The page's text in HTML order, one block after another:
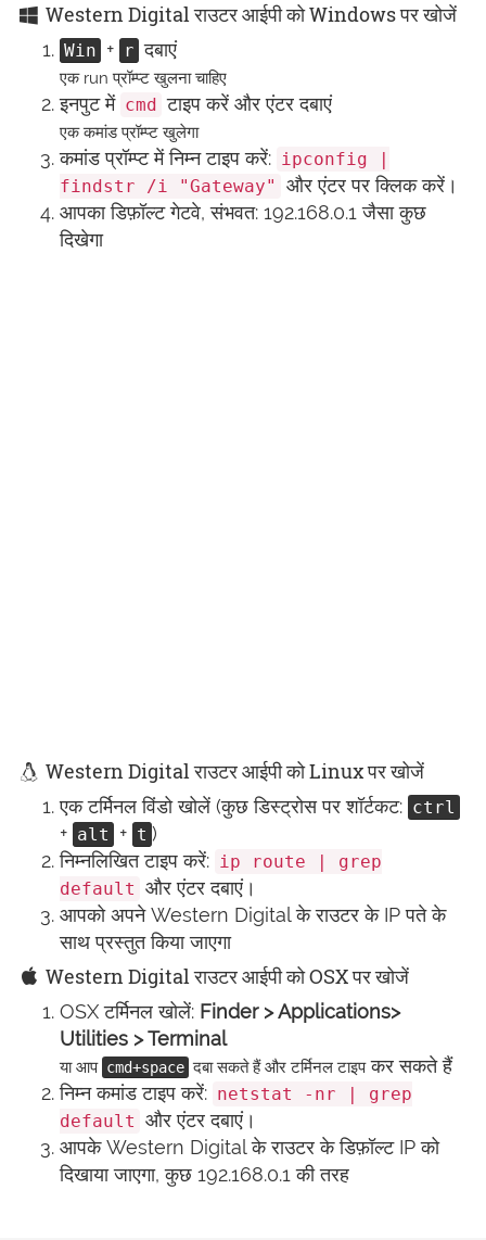
Western Digital राउटर आईपी को Windows पर खोजें
Win + r दबाएं
एक run प्रॉम्प्ट खुलना चाहिए
इनपुट में cmd टाइप करें और एंटर दबाएं
एक कमांड प्रॉम्प्ट खुलेगा
कमांड प्रॉम्प्ट में निम्न टाइप करें: ipconfig |
findstr /i "Gateway"
और एंटर पर क्लिक करें।
आपका डिफ़ॉल्ट गेटवे, संभवत: 192.168.0.1 जैसा कुछ
दिखेगा
Western Digital राउटर आईपी को Linux पर खोजें
एक टर्मिनल विंडो खोलें (कुछ डिस्ट्रोस पर शॉर्टकट: ctrl
+ alt + t )
निम्नलिखित टाइप करें: ip route | grep
default और एंटर दबाएं।
आपको अपने Western Digital के राउटर के IP पते के
साथ प्रस्तुत किया जाएगा
Western Digital राउटर आईपी को OSX पर खोजें
OSX टर्मिनल खोलें: Finder > Applications>
Utilities > Terminal
या आप cmd+space दबा सकते हैं और टर्मिनल टाइपकर सकते हैं
निम्न कमांड टाइप करें: netstat -nr | grep
default और एंटर दबाएं।
आपके Western Digital के राउटर के डिफ़ॉल्ट IP को
दिखाया जाएगा, कुछ 192.168.0.1 की तरह